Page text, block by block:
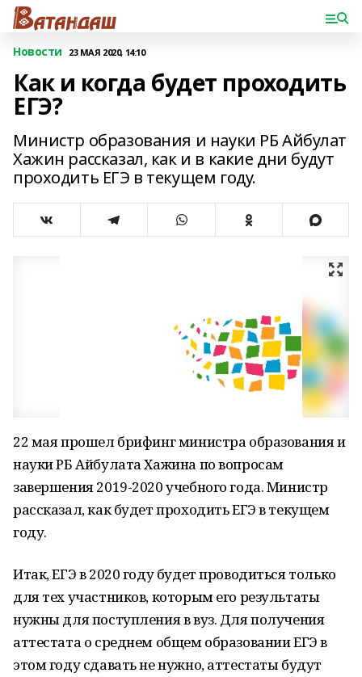
Новости 23 МАЯ 2020, 14:10
Как и когда будет проходить
ЕГЭ?
Министр образования и науки РБ Айбулат
Хажин рассказал, как и в какие дни будут
проходить ЕГЭ в текущем году.
22 мая прошел брифинг министра образования и
науки РБ Айбулата Хажина по вопросам
завершения 2019-2020 учебного года. Министр
рассказал, как будет проходить ЕГЭ в текущем
году.
Итак, ЕГЭ в 2020 году будет проводиться только
для тех участников, которым его результаты
нужны для поступления в вуз. Для получения
аттестата о среднем общем образовании ЕГЭ в
этом году сдавать не нужно, аттестаты будут